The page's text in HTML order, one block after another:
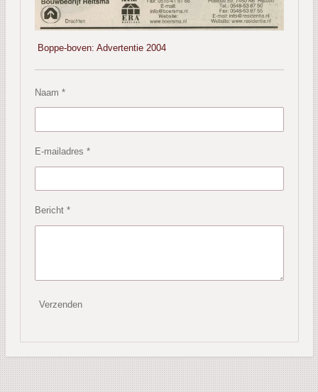
Boppe-boven: Advertentie 2004
Naam *
E-mailadres *
Bericht *
Verzenden